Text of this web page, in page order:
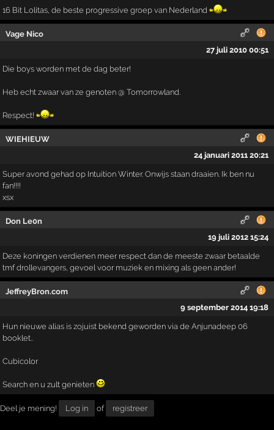
16 Bit Lolitas, de beste progressive groep van Nederland
Vage Nico
27 juli 2010 00:51
Die boys worden met de dag beter!
Heb echt zwaar van ze genoten @ Tomorrowland.
Respect!
WIEHIEUW
24 januari 2011 20:21
Super avond gehad op Intuition Winter. Onwijs staan draaien. Ik ben nu
fan!!!!
xsx
Don Le0n
19 juli 2012 15:24
Deze koningen verdienen meer respect dan de meeste zwaar betaalde
tmf drollevangers, gevoel voor muziek en mixing als geen ander!
JeffreyBron.com
9 september 2014 19:18
Hun nieuwe alias is zojuist bekend geworden via de Anjunadeep 06
booklet..
Cubicolor
Search en u zult genieten
Deel je mening! Log in of registreer